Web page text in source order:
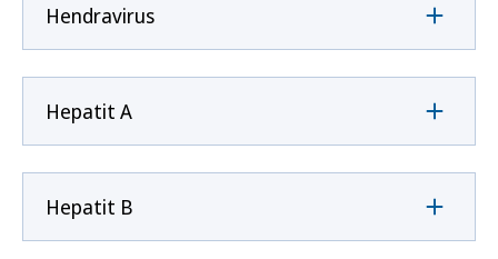
Hendravirus
Hepatit A
Hepatit B